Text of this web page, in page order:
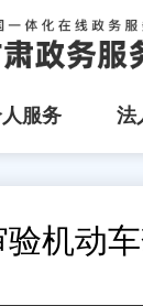
服务 法
验机动